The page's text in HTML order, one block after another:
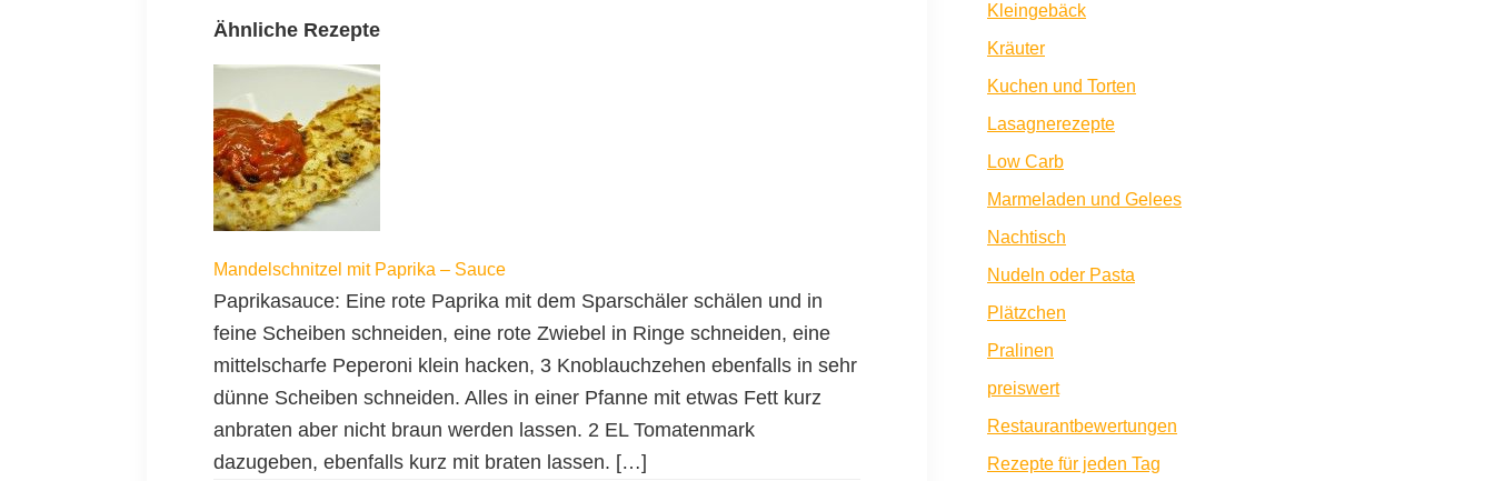
Ähnliche Rezepte
Mandelschnitzel mit Paprika – Sauce
Paprikasauce: Eine rote Paprika mit dem Sparschäler schälen und in
feine Scheiben schneiden, eine rote Zwiebel in Ringe schneiden, eine
mittelscharfe Peperoni klein hacken, 3 Knoblauchzehen ebenfalls in sehr
dünne Scheiben schneiden. Alles in einer Pfanne mit etwas Fett kurz
anbraten aber nicht braun werden lassen. 2 EL Tomatenmark
dazugeben, ebenfalls kurz mit braten lassen. […]
Kleingebäck
Kräuter
Kuchen und Torten
Lasagnerezepte
Low Carb
Marmeladen und Gelees
Nachtisch
Nudeln oder Pasta
Plätzchen
Pralinen
preiswert
Restaurantbewertungen
Rezepte für jeden Tag